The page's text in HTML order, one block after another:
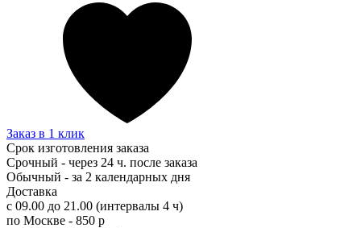
Заказ в 1 клик
Срок изготовления заказа
Срочный - через 24 ч. после заказа
Обычный - за 2 календарных дня
Доставка
с 09.00 до 21.00 (интервалы 4 ч)
по Москве - 850 р